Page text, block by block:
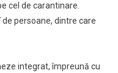
cel de carantinare.
persoane, dintre care
integrat, împreună cu